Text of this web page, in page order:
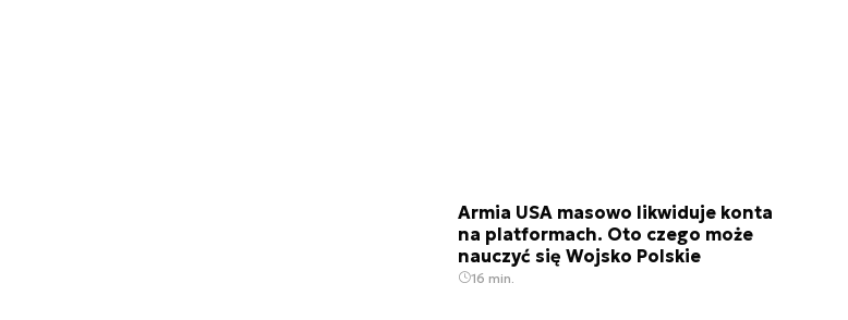
Armia USA masowo likwiduje konta
na platformach. Oto czego może
nauczyć się Wojsko Polskie
16 min.